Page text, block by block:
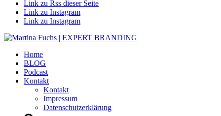
Link zu Rss dieser Seite
Link zu Instagram
Link zu Instagram
Home
BLOG
Podcast
Kontakt
Kontakt
Impressum
Datenschutzerklärung